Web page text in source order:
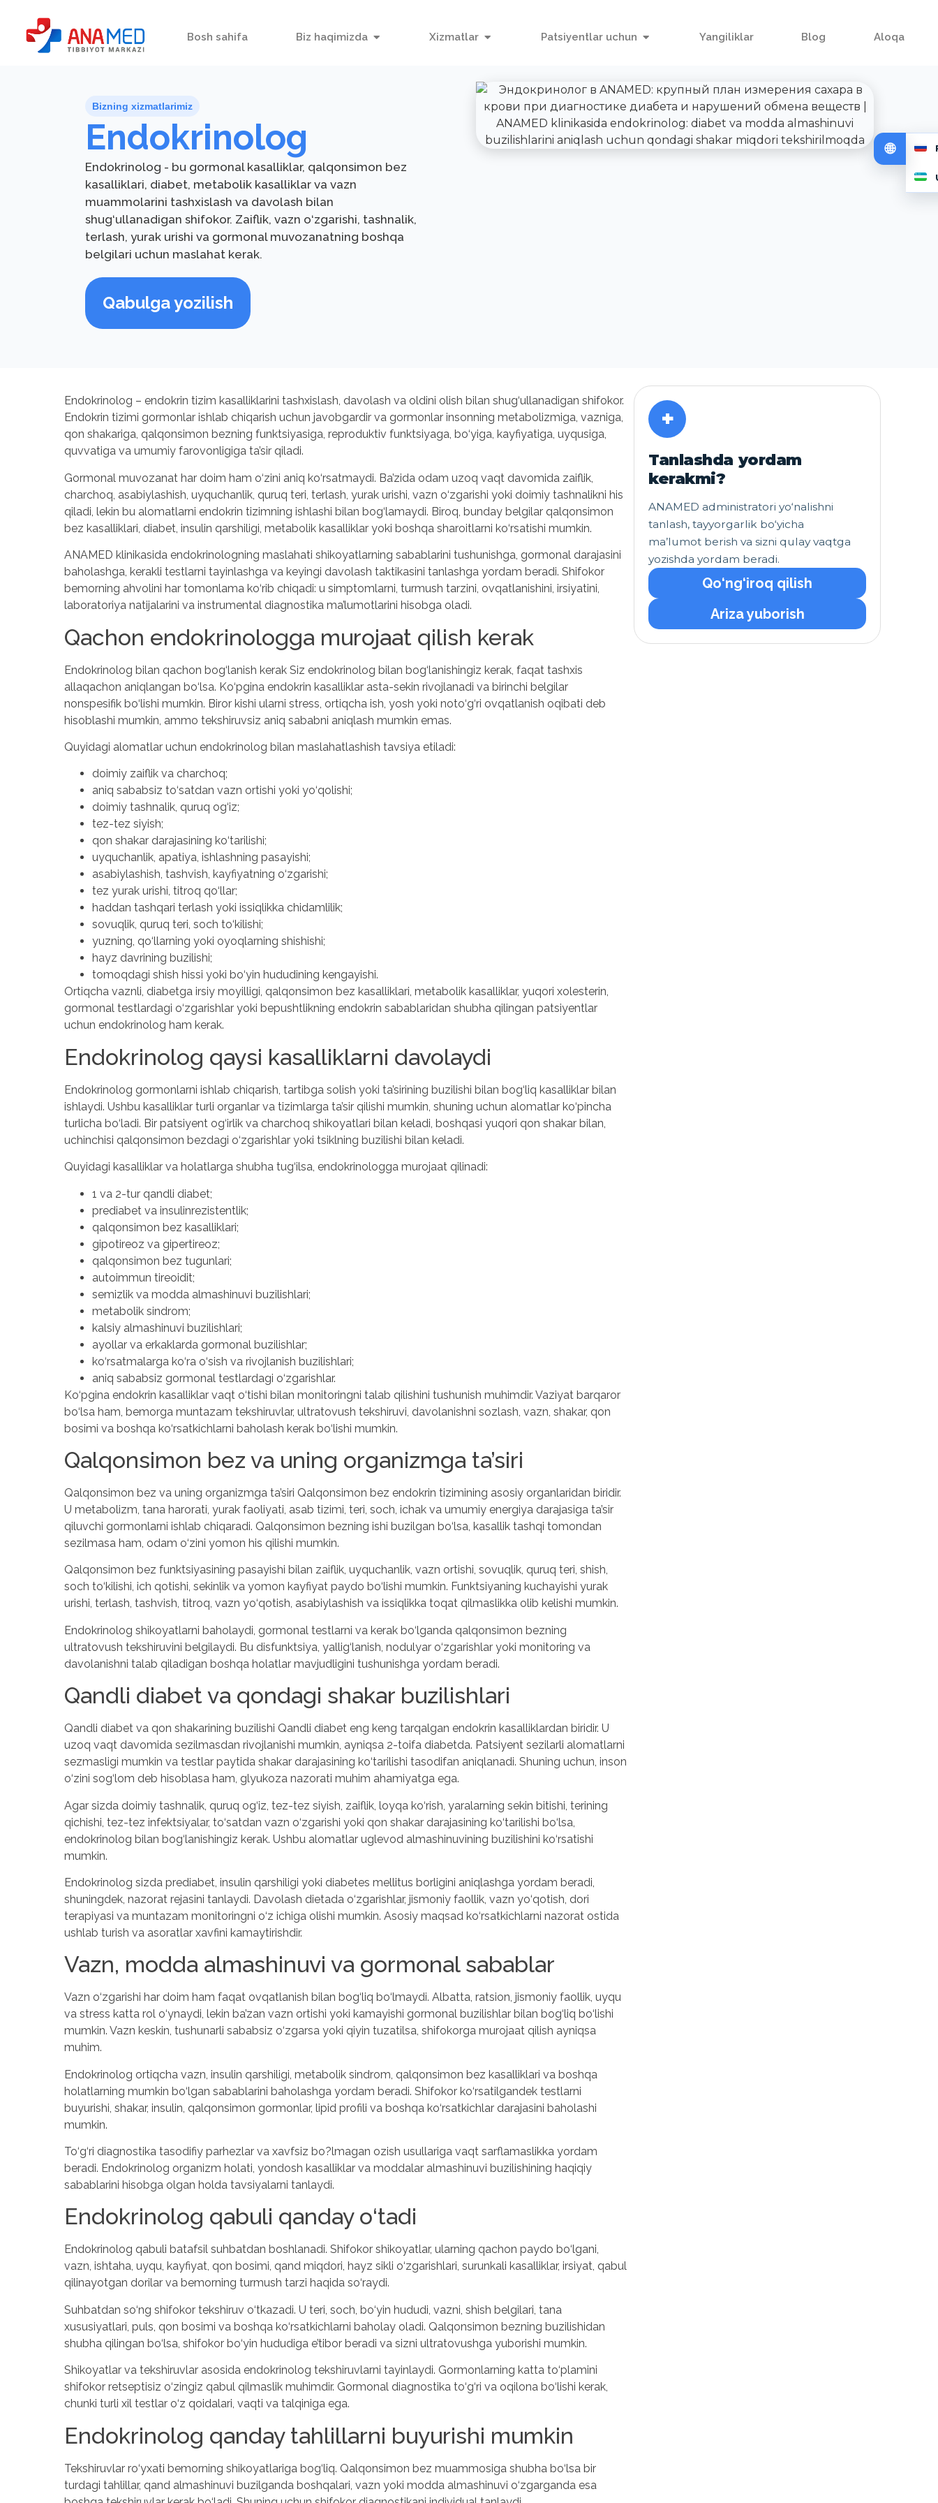
Bosh sahifa Biz haqimizda Xizmatlar Patsiyentlar uchun Yangiliklar Blog Aloqa
Bizning xizmatlarimiz
Endokrinolog
Endokrinolog - bu gormonal kasalliklar, qalqonsimon bez
kasalliklari, diabet, metabolik kasalliklar va vazn
muammolarini tashxislash va davolash bilan
shug‘ullanadigan shifokor. Zaiflik, vazn o‘zgarishi, tashnalik,
terlash, yurak urishi va gormonal muvozanatning boshqa
belgilari uchun maslahat kerak.
Qabulga yozilish
Endokrinolog – endokrin tizim kasalliklarini tashxislash, davolash va oldini olish bilan shug‘ullanadigan shifokor.
Endokrin tizimi gormonlar ishlab chiqarish uchun javobgardir va gormonlar insonning metabolizmiga, vazniga,
qon shakariga, qalqonsimon bezning funktsiyasiga, reproduktiv funktsiyaga, bo‘yiga, kayfiyatiga, uyqusiga,
quvvatiga va umumiy farovonligiga ta’sir qiladi.
Gormonal muvozanat har doim ham o‘zini aniq ko‘rsatmaydi. Ba’zida odam uzoq vaqt davomida zaiflik,
charchoq, asabiylashish, uyquchanlik, quruq teri, terlash, yurak urishi, vazn o‘zgarishi yoki doimiy tashnalikni his
qiladi, lekin bu alomatlarni endokrin tizimning ishlashi bilan bog‘lamaydi. Biroq, bunday belgilar qalqonsimon
bez kasalliklari, diabet, insulin qarshiligi, metabolik kasalliklar yoki boshqa sharoitlarni ko‘rsatishi mumkin.
ANAMED klinikasida endokrinologning maslahati shikoyatlarning sabablarini tushunishga, gormonal darajasini
baholashga, kerakli testlarni tayinlashga va keyingi davolash taktikasini tanlashga yordam beradi. Shifokor
bemorning ahvolini har tomonlama ko‘rib chiqadi: u simptomlarni, turmush tarzini, ovqatlanishini, irsiyatini,
laboratoriya natijalarini va instrumental diagnostika ma’lumotlarini hisobga oladi.
Qachon endokrinologga murojaat qilish kerak
Endokrinolog bilan qachon bog‘lanish kerak Siz endokrinolog bilan bog‘lanishingiz kerak, faqat tashxis
allaqachon aniqlangan bo‘lsa. Ko‘pgina endokrin kasalliklar asta-sekin rivojlanadi va birinchi belgilar
nonspesifik bo‘lishi mumkin. Biror kishi ularni stress, ortiqcha ish, yosh yoki noto‘g‘ri ovqatlanish oqibati deb
hisoblashi mumkin, ammo tekshiruvsiz aniq sababni aniqlash mumkin emas.
Quyidagi alomatlar uchun endokrinolog bilan maslahatlashish tavsiya etiladi:
doimiy zaiflik va charchoq;
aniq sababsiz to‘satdan vazn ortishi yoki yo‘qolishi;
doimiy tashnalik, quruq og‘iz;
tez-tez siyish;
qon shakar darajasining ko‘tarilishi;
uyquchanlik, apatiya, ishlashning pasayishi;
asabiylashish, tashvish, kayfiyatning o‘zgarishi;
tez yurak urishi, titroq qo‘llar;
haddan tashqari terlash yoki issiqlikka chidamlilik;
sovuqlik, quruq teri, soch to‘kilishi;
yuzning, qo‘llarning yoki oyoqlarning shishishi;
hayz davrining buzilishi;
tomoqdagi shish hissi yoki bo‘yin hududining kengayishi.
Ortiqcha vaznli, diabetga irsiy moyilligi, qalqonsimon bez kasalliklari, metabolik kasalliklar, yuqori xolesterin,
gormonal testlardagi o‘zgarishlar yoki bepushtlikning endokrin sabablaridan shubha qilingan patsiyentlar
uchun endokrinolog ham kerak.
Endokrinolog qaysi kasalliklarni davolaydi
Endokrinolog gormonlarni ishlab chiqarish, tartibga solish yoki ta’sirining buzilishi bilan bog‘liq kasalliklar bilan
ishlaydi. Ushbu kasalliklar turli organlar va tizimlarga ta’sir qilishi mumkin, shuning uchun alomatlar ko‘pincha
turlicha bo‘ladi. Bir patsiyent og‘irlik va charchoq shikoyatlari bilan keladi, boshqasi yuqori qon shakar bilan,
uchinchisi qalqonsimon bezdagi o‘zgarishlar yoki tsiklning buzilishi bilan keladi.
Quyidagi kasalliklar va holatlarga shubha tug‘ilsa, endokrinologga murojaat qilinadi:
1 va 2-tur qandli diabet;
prediabet va insulinrezistentlik;
qalqonsimon bez kasalliklari;
gipotireoz va gipertireoz;
qalqonsimon bez tugunlari;
autoimmun tireoidit;
semizlik va modda almashinuvi buzilishlari;
metabolik sindrom;
kalsiy almashinuvi buzilishlari;
ayollar va erkaklarda gormonal buzilishlar;
ko‘rsatmalarga ko‘ra o‘sish va rivojlanish buzilishlari;
aniq sababsiz gormonal testlardagi o‘zgarishlar.
Ko‘pgina endokrin kasalliklar vaqt o‘tishi bilan monitoringni talab qilishini tushunish muhimdir. Vaziyat barqaror
bo‘lsa ham, bemorga muntazam tekshiruvlar, ultratovush tekshiruvi, davolanishni sozlash, vazn, shakar, qon
bosimi va boshqa ko‘rsatkichlarni baholash kerak bo‘lishi mumkin.
Qalqonsimon bez va uning organizmga ta’siri
Qalqonsimon bez va uning organizmga ta’siri Qalqonsimon bez endokrin tizimining asosiy organlaridan biridir.
U metabolizm, tana harorati, yurak faoliyati, asab tizimi, teri, soch, ichak va umumiy energiya darajasiga ta’sir
qiluvchi gormonlarni ishlab chiqaradi. Qalqonsimon bezning ishi buzilgan bo‘lsa, kasallik tashqi tomondan
sezilmasa ham, odam o‘zini yomon his qilishi mumkin.
Qalqonsimon bez funktsiyasining pasayishi bilan zaiflik, uyquchanlik, vazn ortishi, sovuqlik, quruq teri, shish,
soch to‘kilishi, ich qotishi, sekinlik va yomon kayfiyat paydo bo‘lishi mumkin. Funktsiyaning kuchayishi yurak
urishi, terlash, tashvish, titroq, vazn yo‘qotish, asabiylashish va issiqlikka toqat qilmaslikka olib kelishi mumkin.
Endokrinolog shikoyatlarni baholaydi, gormonal testlarni va kerak bo‘lganda qalqonsimon bezning
ultratovush tekshiruvini belgilaydi. Bu disfunktsiya, yallig‘lanish, nodulyar o‘zgarishlar yoki monitoring va
davolanishni talab qiladigan boshqa holatlar mavjudligini tushunishga yordam beradi.
Qandli diabet va qondagi shakar buzilishlari
Qandli diabet va qon shakarining buzilishi Qandli diabet eng keng tarqalgan endokrin kasalliklardan biridir. U
uzoq vaqt davomida sezilmasdan rivojlanishi mumkin, ayniqsa 2-toifa diabetda. Patsiyent sezilarli alomatlarni
sezmasligi mumkin va testlar paytida shakar darajasining ko‘tarilishi tasodifan aniqlanadi. Shuning uchun, inson
o‘zini sog‘lom deb hisoblasa ham, glyukoza nazorati muhim ahamiyatga ega.
Agar sizda doimiy tashnalik, quruq og‘iz, tez-tez siyish, zaiflik, loyqa ko‘rish, yaralarning sekin bitishi, terining
qichishi, tez-tez infektsiyalar, to‘satdan vazn o‘zgarishi yoki qon shakar darajasining ko‘tarilishi bo‘lsa,
endokrinolog bilan bog‘lanishingiz kerak. Ushbu alomatlar uglevod almashinuvining buzilishini ko‘rsatishi
mumkin.
Endokrinolog sizda prediabet, insulin qarshiligi yoki diabetes mellitus borligini aniqlashga yordam beradi,
shuningdek, nazorat rejasini tanlaydi. Davolash dietada o‘zgarishlar, jismoniy faollik, vazn yo‘qotish, dori
terapiyasi va muntazam monitoringni o‘z ichiga olishi mumkin. Asosiy maqsad ko‘rsatkichlarni nazorat ostida
ushlab turish va asoratlar xavfini kamaytirishdir.
Vazn, modda almashinuvi va gormonal sabablar
Vazn o‘zgarishi har doim ham faqat ovqatlanish bilan bog‘liq bo‘lmaydi. Albatta, ratsion, jismoniy faollik, uyqu
va stress katta rol o‘ynaydi, lekin ba’zan vazn ortishi yoki kamayishi gormonal buzilishlar bilan bog‘liq bo‘lishi
mumkin. Vazn keskin, tushunarli sababsiz o‘zgarsa yoki qiyin tuzatilsa, shifokorga murojaat qilish ayniqsa
muhim.
Endokrinolog ortiqcha vazn, insulin qarshiligi, metabolik sindrom, qalqonsimon bez kasalliklari va boshqa
holatlarning mumkin bo‘lgan sabablarini baholashga yordam beradi. Shifokor ko‘rsatilgandek testlarni
buyurishi, shakar, insulin, qalqonsimon gormonlar, lipid profili va boshqa ko‘rsatkichlar darajasini baholashi
mumkin.
To‘g‘ri diagnostika tasodifiy parhezlar va xavfsiz bo?lmagan ozish usullariga vaqt sarflamaslikka yordam
beradi. Endokrinolog organizm holati, yondosh kasalliklar va moddalar almashinuvi buzilishining haqiqiy
sabablarini hisobga olgan holda tavsiyalarni tanlaydi.
Endokrinolog qabuli qanday o‘tadi
Endokrinolog qabuli batafsil suhbatdan boshlanadi. Shifokor shikoyatlar, ularning qachon paydo bo‘lgani,
vazn, ishtaha, uyqu, kayfiyat, qon bosimi, qand miqdori, hayz sikli o‘zgarishlari, surunkali kasalliklar, irsiyat, qabul
qilinayotgan dorilar va bemorning turmush tarzi haqida so‘raydi.
Suhbatdan so‘ng shifokor tekshiruv o‘tkazadi. U teri, soch, bo‘yin hududi, vazni, shish belgilari, tana
xususiyatlari, puls, qon bosimi va boshqa ko‘rsatkichlarni baholay oladi. Qalqonsimon bezning buzilishidan
shubha qilingan bo‘lsa, shifokor bo‘yin hududiga e’tibor beradi va sizni ultratovushga yuborishi mumkin.
Shikoyatlar va tekshiruvlar asosida endokrinolog tekshiruvlarni tayinlaydi. Gormonlarning katta to‘plamini
shifokor retseptisiz o‘zingiz qabul qilmaslik muhimdir. Gormonal diagnostika to‘g‘ri va oqilona bo‘lishi kerak,
chunki turli xil testlar o‘z qoidalari, vaqti va talqiniga ega.
Endokrinolog qanday tahlillarni buyurishi mumkin
Tekshiruvlar ro‘yxati bemorning shikoyatlariga bog‘liq. Qalqonsimon bez muammosiga shubha bo‘lsa bir
turdagi tahlillar, qand almashinuvi buzilganda boshqalari, vazn yoki modda almashinuvi o‘zgarganda esa
+
Tanlashda yordam
kerakmi?
ANAMED administratori yo‘nalishni
tanlash, tayyorgarlik bo‘yicha
ma’lumot berish va sizni qulay vaqtga
yozishda yordam beradi.
Qo‘ng‘iroq qilish
Ariza yuborish